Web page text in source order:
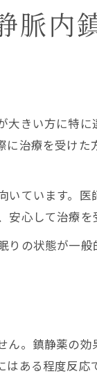
脈内
きい方に特
治療を受け
ています。
心して治療を
の状態が一
。鎮静薬の
ある程度反